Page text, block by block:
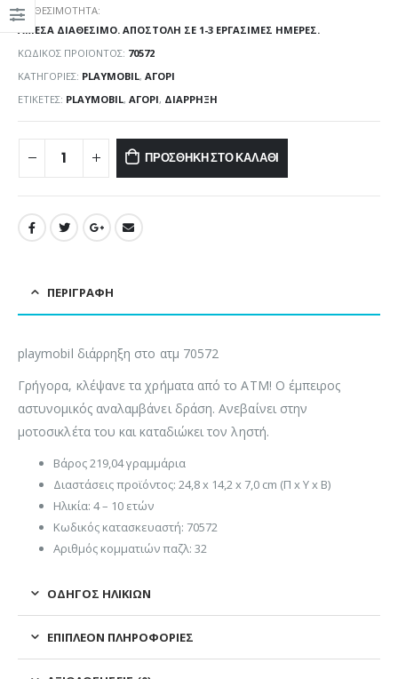
ΔΙΑΘΕΣΙΜΌΤΗΤΑ:
ΆΜΕΣΑ ΔΙΑΘΈΣΙΜΟ. ΑΠΟΣΤΟΛΉ ΣΕ 1-3 ΕΡΓΆΣΙΜΕΣ ΗΜΈΡΕΣ.
ΚΩΔΙΚΌΣ ΠΡΟΪΌΝΤΟΣ: 70572
ΚΑΤΗΓΟΡΊΕΣ: PLAYMOBIL, ΑΓΌΡΙ
ΕΤΙΚΈΤΕΣ: PLAYMOBIL, ΑΓΌΡΙ, ΔΙΆΡΡΗΞΗ
ΠΡΟΣΘΉΚΗ ΣΤΟ ΚΑΛΆΘΙ
ΠΕΡΙΓΡΑΦΉ
playmobil διάρρηξη στο ατμ 70572
Γρήγορα, κλέψανε τα χρήματα από το ATM! Ο έμπειρος
αστυνομικός αναλαμβάνει δράση. Ανεβαίνει στην
μοτοσικλέτα του και καταδιώκει τον ληστή.
Βάρος 219,04 γραμμάρια
Διαστάσεις προϊόντος: 24,8 x 14,2 x 7,0 cm (Π x Υ x Β)
Ηλικία: 4 – 10 ετών
Κωδικός κατασκευαστή: 70572
Αριθμός κομματιών παζλ: 32
ΟΔΗΓΌΣ ΗΛΙΚΙΏΝ
ΕΠΙΠΛΈΟΝ ΠΛΗΡΟΦΟΡΊΕΣ